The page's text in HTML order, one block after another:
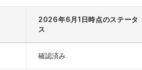
2026年6月1日時点のステータ
ス
確認済み